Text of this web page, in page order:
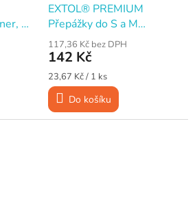
4
EXTOL® PREMIUM
Přepážky do S a M
systaineru, sada 6 ks
117,36 Kč bez DPH
142 Kč
Měrná
cena:
23,67 Kč / 1 ks
Do košíku